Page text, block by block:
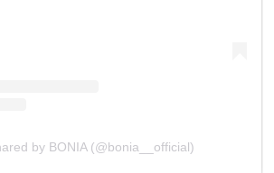
by BONIA (@bonia__official)